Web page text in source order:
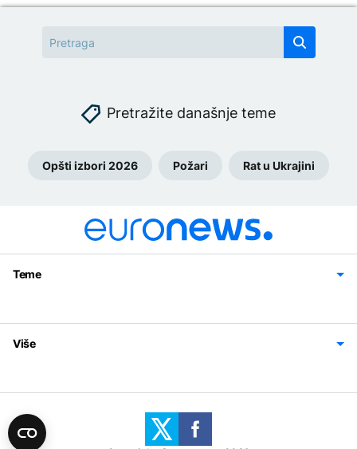
Pretražite današnje teme
Opšti izbori 2026 Požari Rat u Ukrajini
Teme
Svijet
Sport
Magazin
Više
Politika privatnosti
Uslovi korišćenja